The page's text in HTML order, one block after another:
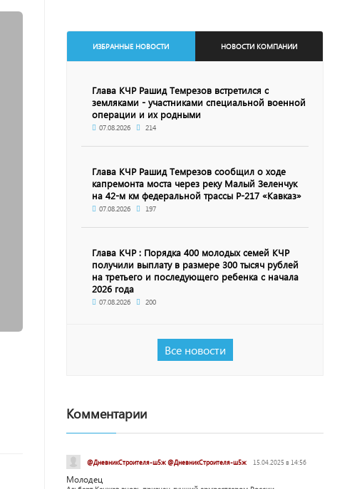
ИЗБРАННЫЕ НОВОСТИ НОВОСТИ КОМПАНИИ
Глава КЧР Рашид Темрезов встретился с
земляками - участниками специальной военной
операции и их родными
07.08.2026 214
Глава КЧР Рашид Темрезов сообщил о ходе
капремонта моста через реку Малый Зеленчук
на 42-м км федеральной трассы Р-217 «Кавказ»
07.08.2026 197
Глава КЧР : Порядка 400 молодых семей КЧР
получили выплату в размере 300 тысяч рублей
на третьего и последующего ребенка с начала
2026 года
07.08.2026 200
Все новости
Комментарии
@ДневникСтроителя-ш5ж @ДневникСтроителя-ш5ж 15.04.2025 в 14:56
Молодец